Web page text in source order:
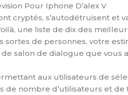
Pour Iphone D’alex V
cryptés, s’autodétruisent
une liste de dix des
de personnes, votre
salon de dialogue que
aux utilisateurs de
nombre d’utilisateurs et